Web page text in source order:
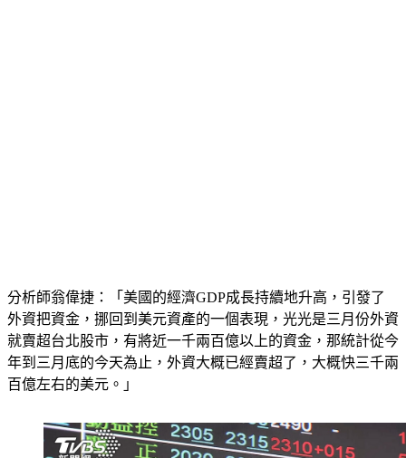
分析師翁偉捷：「美國的經濟GDP成長持續地升高，引發了
外資把資金，挪回到美元資產的一個表現，光光是三月份外資
就賣超台北股市，有將近一千兩百億以上的資金，那統計從今
年到三月底的今天為止，外資大概已經賣超了，大概快三千兩
百億左右的美元。」